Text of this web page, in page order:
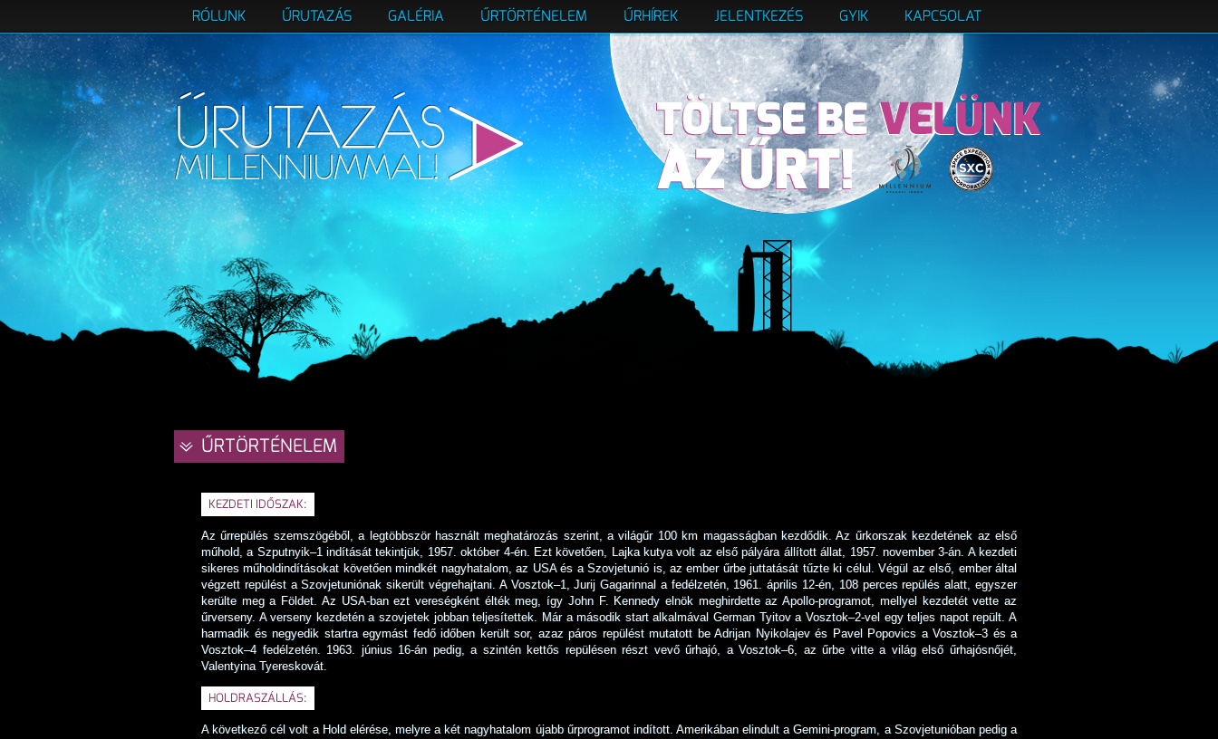
RÓLUNK ŰRUTAZÁS GALÉRIA ŰRTÖRTÉNELEM ŰRHÍREK JELENTKEZÉS GYIK KAPCSOLAT
ŰRTÖRTÉNELEM
KEZDETI IDŐSZAK:
Az űrrepülés szemszögéből, a legtöbbször használt meghatározás szerint, a világűr 100 km magasságban kezdődik. Az űrkorszak kezdetének az első
műhold, a Szputnyik–1 indítását tekintjük, 1957. október 4-én. Ezt követően, Lajka kutya volt az első pályára állított állat, 1957. november 3-án. A kezdeti
sikeres műholdindításokat követően mindkét nagyhatalom, az USA és a Szovjetunió is, az ember űrbe juttatását tűzte ki célul. Végül az első, ember által
végzett repülést a Szovjetuniónak sikerült végrehajtani. A Vosztok–1, Jurij Gagarinnal a fedélzetén, 1961. április 12-én, 108 perces repülés alatt, egyszer
kerülte meg a Földet. Az USA-ban ezt vereségként élték meg, így John F. Kennedy elnök meghirdette az Apollo-programot, mellyel kezdetét vette az
űrverseny. A verseny kezdetén a szovjetek jobban teljesítettek. Már a második start alkalmával German Tyitov a Vosztok–2-vel egy teljes napot repült. A
harmadik és negyedik startra egymást fedő időben került sor, azaz páros repülést mutatott be Adrijan Nyikolajev és Pavel Popovics a Vosztok–3 és a
Vosztok–4 fedélzetén. 1963. június 16-án pedig, a szintén kettős repülésen részt vevő űrhajó, a Vosztok–6, az űrbe vitte a világ első űrhajósnőjét,
Valentyina Tyereskovát.
HOLDRASZÁLLÁS:
A következő cél volt a Hold elérése, melyre a két nagyhatalom újabb űrprogramot indított. Amerikában elindult a Gemini-program, a Szovjetunióban pedig a